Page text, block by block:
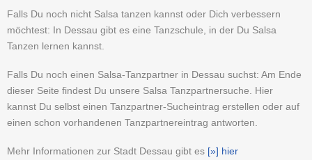
Falls Du noch nicht Salsa tanzen kannst oder Dich verbessern
möchtest: In Dessau gibt es eine Tanzschule, in der Du Salsa
Tanzen lernen kannst.
Falls Du noch einen Salsa-Tanzpartner in Dessau suchst: Am Ende
dieser Seite findest Du unsere Salsa Tanzpartnersuche. Hier
kannst Du selbst einen Tanzpartner-Sucheintrag erstellen oder auf
einen schon vorhandenen Tanzpartnereintrag antworten.
Mehr Informationen zur Stadt Dessau gibt es [»] hier